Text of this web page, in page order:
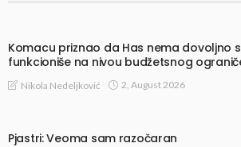
Komacu priznao da Has nema dovoljno
funkcioniše na nivou budžetsnog
Nikola Nedeljković 2, August 2026
Pjastri: Veoma sam razočaran